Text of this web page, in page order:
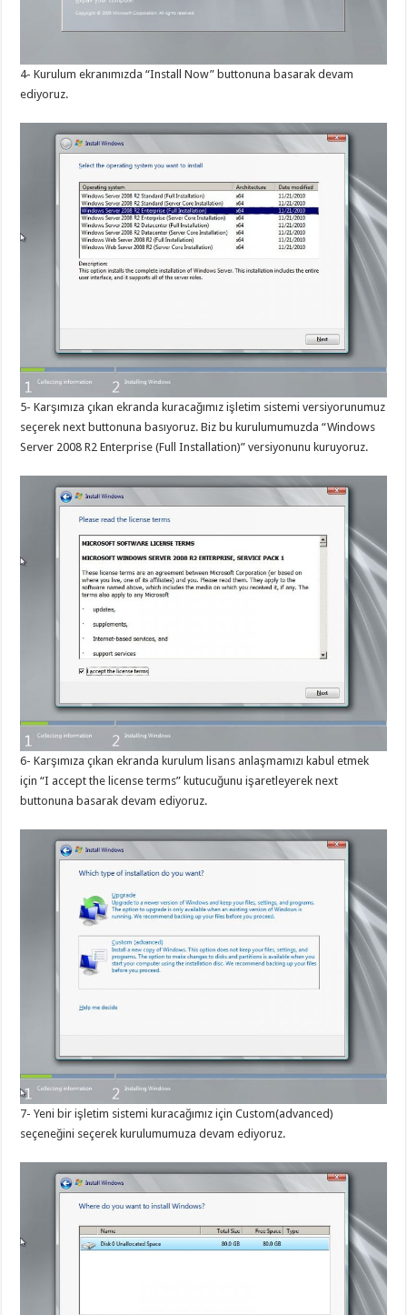
4- Kurulum ekranımızda “Install Now” buttonuna basarak devam
ediyoruz.
5- Karşımıza çıkan ekranda kuracağımız işletim sistemi versiyorunumuz
seçerek next buttonuna basıyoruz. Biz bu kurulumumuzda “Windows
Server 2008 R2 Enterprise (Full Installation)” versiyonunu kuruyoruz.
6- Karşımıza çıkan ekranda kurulum lisans anlaşmamızı kabul etmek
için “I accept the license terms” kutucuğunu işaretleyerek next
buttonuna basarak devam ediyoruz.
7- Yeni bir işletim sistemi kuracağımız için Custom(advanced)
seçeneğini seçerek kurulumumuza devam ediyoruz.